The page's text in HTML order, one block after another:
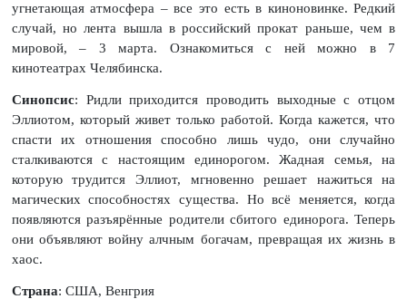
угнетающая атмосфера – все это есть в киноновинке. Редкий
случай, но лента вышла в российский прокат раньше, чем в
мировой, – 3 марта. Ознакомиться с ней можно в 7
кинотеатрах Челябинска.
Синопсис: Ридли приходится проводить выходные с отцом
Эллиотом, который живет только работой. Когда кажется, что
спасти их отношения способно лишь чудо, они случайно
сталкиваются с настоящим единорогом. Жадная семья, на
которую трудится Эллиот, мгновенно решает нажиться на
магических способностях существа. Но всё меняется, когда
появляются разъярённые родители сбитого единорога. Теперь
они объявляют войну алчным богачам, превращая их жизнь в
хаос.
Страна: США, Венгрия